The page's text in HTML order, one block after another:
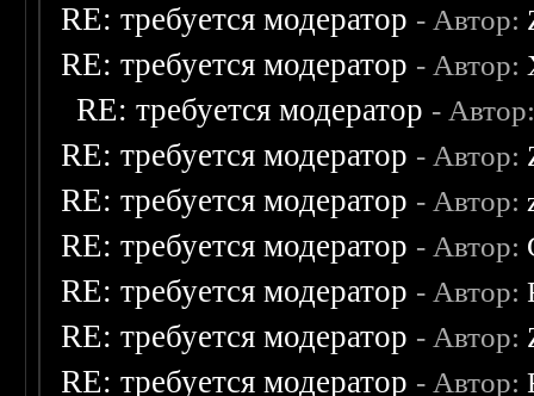
RE: требуется модератор - Автор:
RE: требуется модератор - Автор:
RE: требуется модератор -
RE: требуется модератор - Автор:
RE: требуется модератор - Автор:
RE: требуется модератор - Автор:
RE: требуется модератор - Автор:
RE: требуется модератор - Автор:
RE: требуется модератор - Автор: